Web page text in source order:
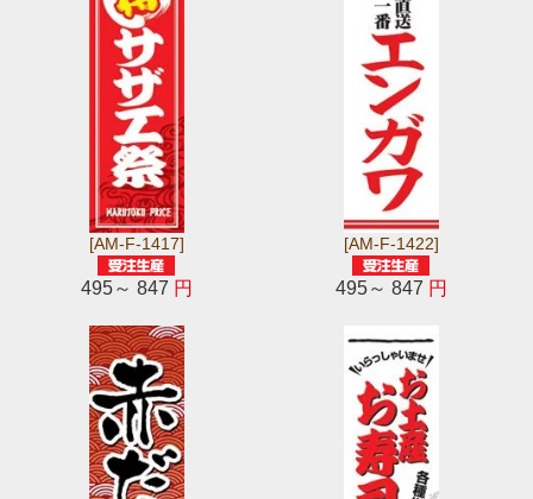
[AM-F-1417]
495～ 847 円
[AM-F-1422]
495～ 847 円